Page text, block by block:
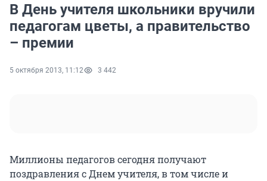
В День учителя школьники вручили
педагогам цветы, а правительство
– премии
5 октября 2013, 11:12 3 442
Миллионы педагогов сегодня получают
поздравления с Днем учителя, в том числе и